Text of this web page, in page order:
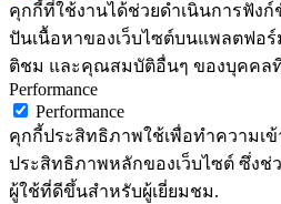
คุกกี้ที่ใช้งานได้ช่วยดำเนินการฟังก์
ปันเนื้อหาของเว็บไซต์บนแพลตฟอร์
ติชม และคุณสมบัติอื่นๆ ของบุคคล
Performance
Performance
คุกกี้ประสิทธิภาพใช้เพื่อทำความเ
ประสิทธิภาพหลักของเว็บไซต์ ซึ่ง
ผู้ใช้ที่ดีขึ้นสำหรับผู้เยี่ยมชม.